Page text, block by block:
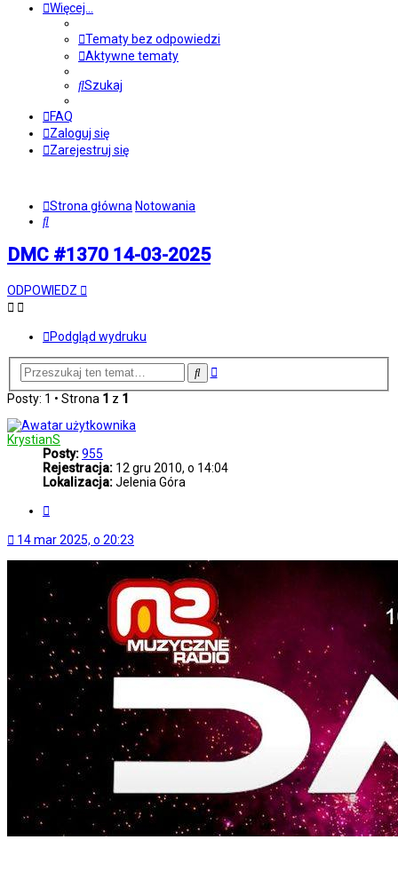
Więcej…
Tematy bez odpowiedzi
Aktywne tematy
Szukaj
FAQ
Zaloguj się
Zarejestruj się
Strona główna Notowania
Szukaj
DMC #1370 14-03-2025
ODPOWIEDZ
Podgląd wydruku
SzukajWyszukiwanie
Posty: 1 • Strona 1 z 1
KrystianS
Posty:955
Rejestracja: 12 gru 2010, o 14:04
Lokalizacja:Jelenia Góra
14 mar 2025, o 20:23